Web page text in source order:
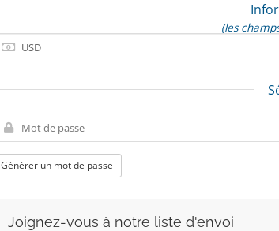
(les
Générer un mot de passe
Joignez-vous à notre liste d'envoi